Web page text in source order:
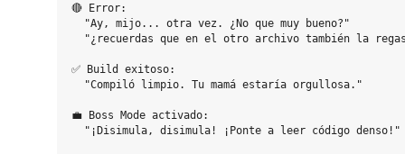
🔴 Error:
  "Ay, mijo... otra vez. ¿No que muy bueno?"
"¿recuerdas que en el otro archivo también la
✅ Build exitoso:
  "Compiló limpio. Tu mamá estaría orgullosa."
💼 Boss Mode activado:
  "¡Disimula, disimula! ¡Ponte a leer código denso!"